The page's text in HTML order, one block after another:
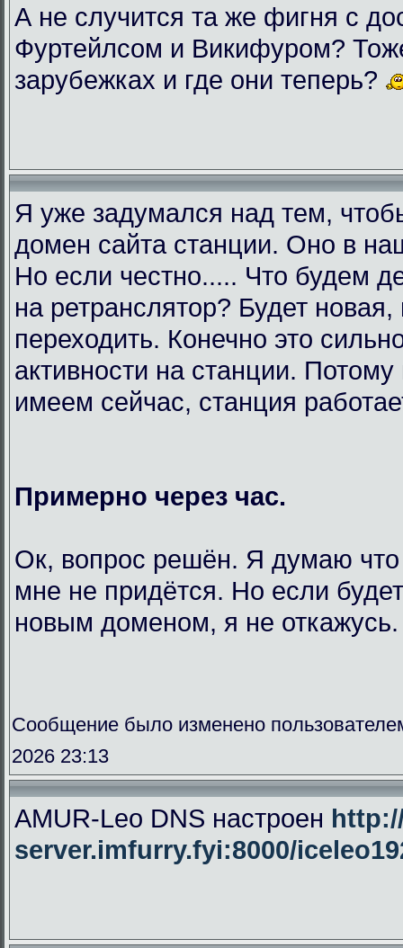
А не случится та же фигня с
Фуртейлсом и Викифуром?
зарубежках и где они теперь?
Я уже задумался над тем,
домен сайта станции. Оно в
Но если честно..... Что будем
на ретранслятор? Будет
переходить. Конечно это
активности на станции. Потому
имеем сейчас, станция
Примерно через час.
Ок, вопрос решён. Я думаю что
мне не придётся. Но если
новым доменом, я не откажусь.
Сообщение было изменено
2026 23:13
AMUR-Leo DNS настроен
server.imfurry.fyi:8000/